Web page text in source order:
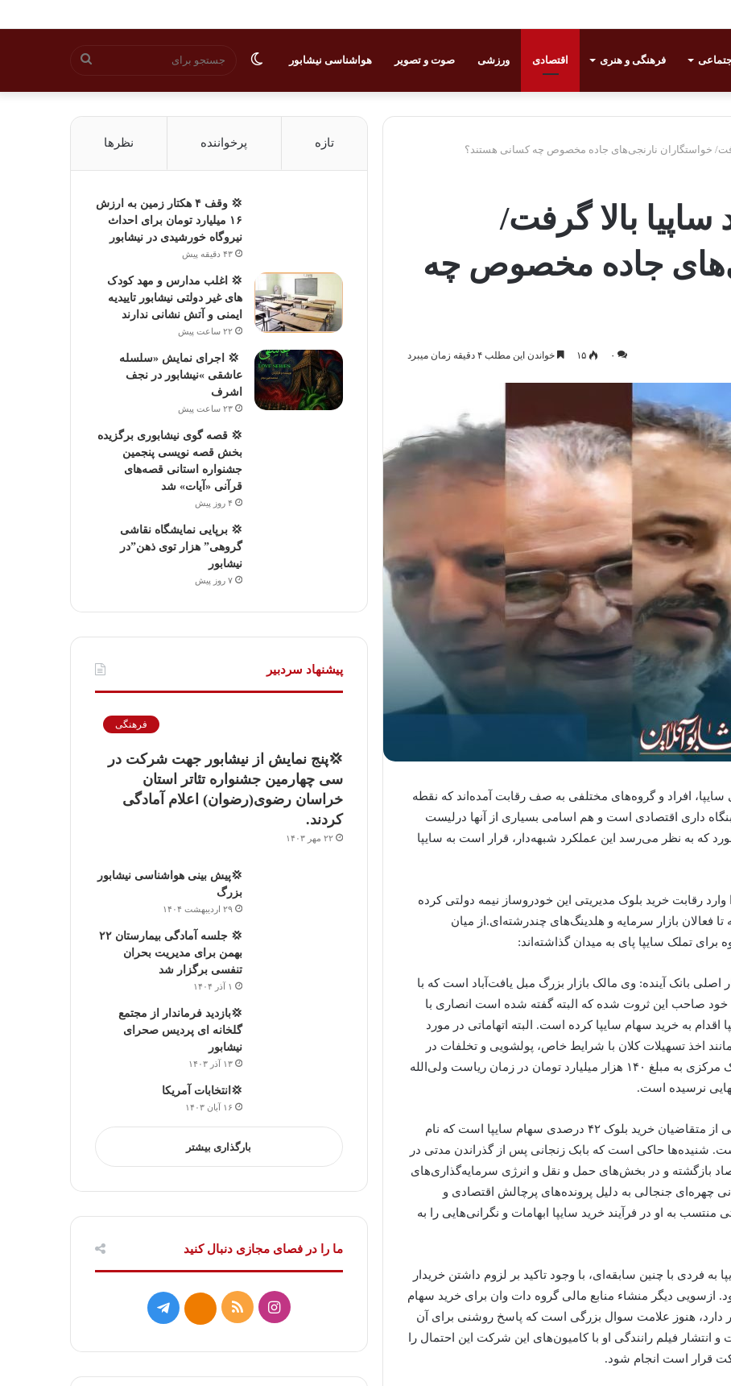
فرهنگی و هنری اقتصادی ورزشی صوت و تصویر هواشناسی نیشابور
خواستگاران نارنجی‌های جاده مخصوص چه کسانی هستند؟
بالا گرفت/
جاده مخصوص چه
۰ ۱۵ خواندن این مطلب ۴ دقیقه زمان میبرد
خودروسازی سایپا، افراد و گروه‌های مختلفی به صف رقابت آمده‌اند که نقطه
داری اقتصادی است و هم اسامی بسیاری از آنها درلیست
که به نظر می‌رسد این عملکرد شبهه‌دار، قرار است به سایپا
رقابت خرید بلوک مدیریتی این خودروساز نیمه دولتی کرده
فعالان بازار سرمایه و هلدینگ‌های چندرشته‌ای.از میان
تملک سایپا پای به میدان گذاشته‌اند:
اصلی بانک آینده: وی مالک بازار بزرگ مبل یافت‌آباد است که با
خود صاحب این ثروت شده‌ که البته گفته شده است انصاری با
به خرید سهام سایپا کرده است. البته اتهاماتی در مورد
اخذ تسهیلات کلان با شرایط خاص، پولشویی و تخلفات در
واگذاری زمین، اضافه برداشت بانک آینده از منابع بانک مرکزی به مبلغ ۱۴۰ هزار میلیارد تومان در زمان ریاست ولی‌الله
نرسیده است.
۲- گروه دات وان وابسته به بابک زنجانی: این گروه یکی از متقاضیان خرید بلوک ۴۲ درصدی سهام سایپا است که نام
شنیده‌ها حاکی است که بابک زنجانی پس از گذراندن مدتی در
بازگشته و در بخش‌های حمل و نقل و انرژی سرمایه‌گذاری‌های
چهره‌ای جنجالی به دلیل پرونده‌های پرچالش اقتصادی و
به او در فرآیند خرید سایپا ابهامات و نگرانی‌هایی را به
به فردی با چنین سابقه‌ای، با وجود تاکید بر لزوم داشتن خریدار
ازسویی دیگر منشاء منابع مالی گروه دات وان برای خرید سهام
دارد، هنوز علامت سوال بزرگی است که پاسخ روشنی برای آن
انتشار فیلم رانندگی او با کامیون‌های این شرکت این احتمال را
قرار است انجام شود.
تازه پرخواننده نظرها
💢 وقف ۴ هکتار زمین به ارزش
۱۶ میلیارد تومان برای احداث
نیروگاه خورشیدی در نیشابور
۴۳ دقیقه پیش
💢 اغلب مدارس و مهد کودک
های غیر دولتی نیشابور تاییدیه
ایمنی و آتش نشانی ندارند
۲۲ ساعت پیش
‍ 💢 اجرای نمایش «سلسله
عاشقی »نیشابور در نجف
اشرف
۲۳ ساعت پیش
💢 قصه گوی نیشابوری برگزیده
بخش قصه نویسی پنجمین
جشنواره استانی قصه‌های
قرآنی «آیات» شد
۴ روز پیش
💢 برپایی نمایشگاه نقاشی
گروهی” هزار توی ذهن”در
نیشابور
۷ روز پیش
پیشنهاد سردبیر
فرهنگی
💢پنج نمایش از نیشابور جهت شرکت در
سی چهارمین جشنواره تئاتر استان
خراسان رضوی(رضوان) اعلام آمادگی
کردند.
۲۲ مهر ۱۴۰۳
💢پیش بینی هواشناسی نیشابور
بزرگ
۲۹ اردیبهشت ۱۴۰۴
💢 جلسه آمادگی بیمارستان ۲۲
بهمن برای مدیریت بحران
تنفسی برگزار شد
۱ آذر ۱۴۰۴
💢بازدید فرماندار از مجتمع
گلخانه ای پردیس صحرای
نیشابور
۱۳ آذر ۱۴۰۳
💢انتخابات آمریکا
۱۶ آبان ۱۴۰۳
بارگذاری بیشتر
ما را در فصای مجازی دنبال کنید
ا
خ
ت
گ